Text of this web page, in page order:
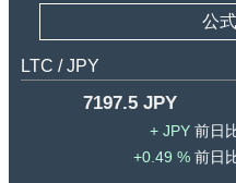
公
LTC / JPY
7197.5 JPY
JPY
0.49 %